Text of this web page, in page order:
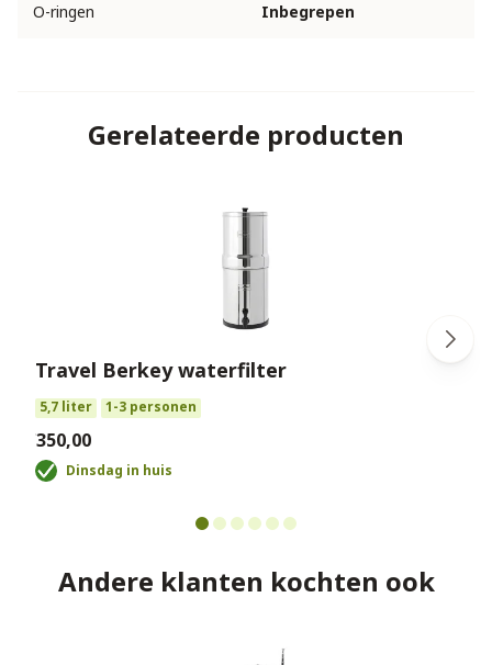
O-ringen Inbegrepen
Gerelateerde producten
Travel Berkey waterfilter
5,7 liter 1-3 personen
€350,00
Dinsdag in huis
Andere klanten kochten ook